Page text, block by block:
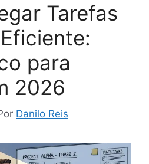
Tarefas
para
2026
Danilo Reis